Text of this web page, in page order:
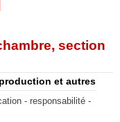
section
et autres
- responsabilité -